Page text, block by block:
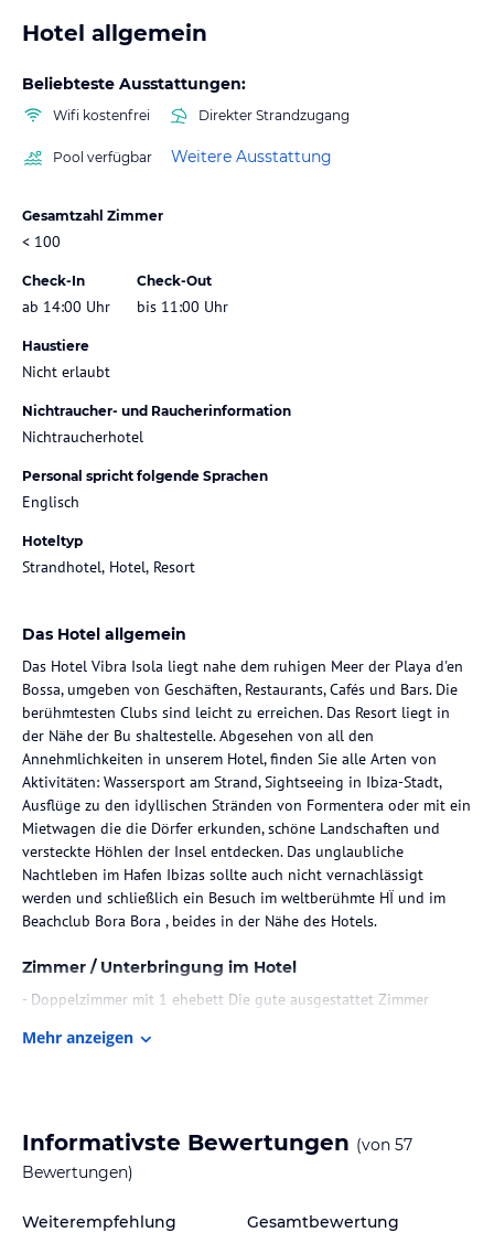
Hotel allgemein
Beliebteste Ausstattungen:
Wifi kostenfrei Direkter Strandzugang
Pool verfügbar Weitere Ausstattung
Gesamtzahl Zimmer
< 100
Check-In
ab 14:00 Uhr
Check-Out
bis 11:00 Uhr
Haustiere
Nicht erlaubt
Nichtraucher- und Raucherinformation
Nichtraucherhotel
Personal spricht folgende Sprachen
Englisch
Hoteltyp
Strandhotel, Hotel, Resort
Das Hotel allgemein
Das Hotel Vibra Isola liegt nahe dem ruhigen Meer der Playa d'en
Bossa, umgeben von Geschäften, Restaurants, Cafés und Bars. Die
berühmtesten Clubs sind leicht zu erreichen. Das Resort liegt in
der Nähe der Bu shaltestelle. Abgesehen von all den
Annehmlichkeiten in unserem Hotel, finden Sie alle Arten von
Aktivitäten: Wassersport am Strand, Sightseeing in Ibiza-Stadt,
Ausflüge zu den idyllischen Stränden von Formentera oder mit ein
Mietwagen die die Dörfer erkunden, schöne Landschaften und
versteckte Höhlen der Insel entdecken. Das unglaubliche
Nachtleben im Hafen Ibizas sollte auch nicht vernachlässigt
werden und schließlich ein Besuch im weltberühmte HÏ und im
Beachclub Bora Bora , beides in der Nähe des Hotels.
Zimmer / Unterbringung im Hotel
- Doppelzimmer mit 1 ehebett Die gute ausgestattet Zimmer
Satelliten-TV,
Mietsafe und
Balkon.
- Zweibettzimmer (2 einzelbett) Zweibettzimmer die gute
Telefon,
Mehr anzeigen
Informativste Bewertungen (von 57
Bewertungen)
Weiterempfehlung Gesamtbewertung